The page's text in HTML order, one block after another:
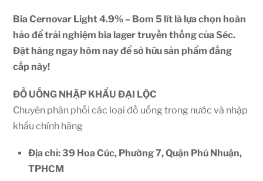
Bia Cernovar Light 4.9% – Bom 5 lít là lựa chọn hoàn
hảo để trải nghiệm bia lager truyền thống của Séc.
Đặt hàng ngay hôm nay để sở hữu sản phẩm đẳng
cấp này!
ĐỒ UỐNG NHẬP KHẨU ĐẠI LỘC
Chuyên phân phối các loại đồ uống trong nước và nhập
khẩu chính hãng
Địa chỉ: 39 Hoa Cúc, Phường 7, Quận Phú Nhuận,
TPHCM